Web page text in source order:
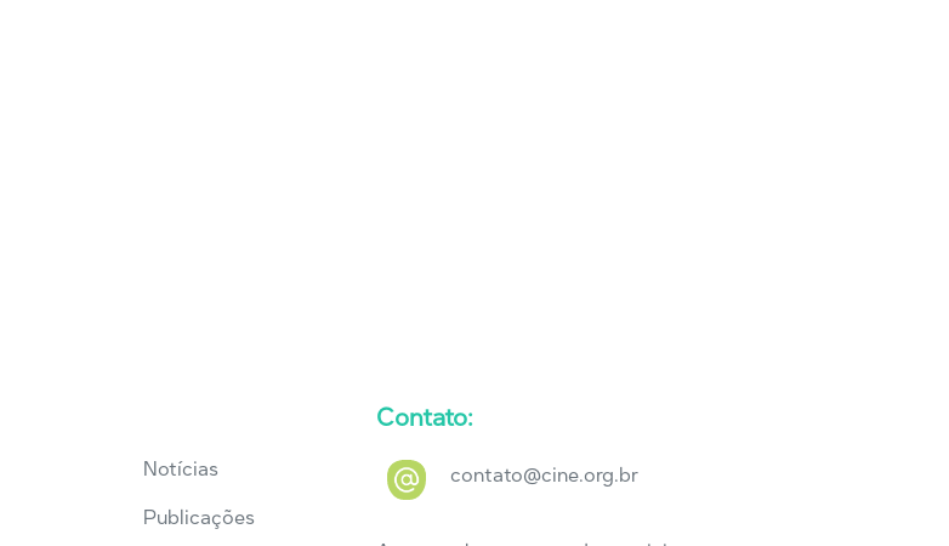
Notícias
Publicações
Contato:
contato@cine.org.br